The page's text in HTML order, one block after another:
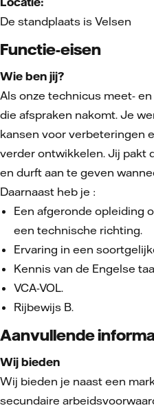
De standplaats is Velsen
Functie-eisen
Wie ben jij?
Als onze technicus meet-
die afspraken nakomt. Je
kansen voor verbeteringen
verder ontwikkelen. Jij pakt
en durft aan te geven
Daarnaast heb je :
Een afgeronde opleiding
een technische richting.
Ervaring in een
Kennis van de Engelse
VCA-VOL.
Rijbewijs B.
Aanvullende
Wij bieden
Wij bieden je naast een
secundaire